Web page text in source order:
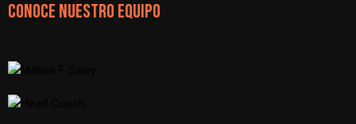
CONOCE NUESTRO EQUIPO